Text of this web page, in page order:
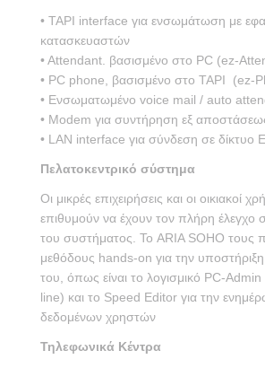
• TAPI interface για ενσωμάτωση με
κατασκευαστών
• Αttendant. βασισμένο στο PC (ez-
• PC phone, βασισμένο στο TAPI (ez-
• Ενσωματωμένο voice mail / auto
• Modem για συντήρηση εξ
• LAN interface για σύνδεση σε δίκτυο
Πελατοκεντρικό σύστημα
Οι μικρές επιχειρήσεις και οι οικιακοί
επιθυμούν να έχουν τον πλήρη έλεγχο
του συστήματος. Το ARIA SOHO τους
μεθόδους hands-on για την υποστήριξη
του, όπως είναι το λογισμικό PC-
line) και το Speed Editor για την
δεδομένων χρηστών
Τηλεφωνικά Κέντρα